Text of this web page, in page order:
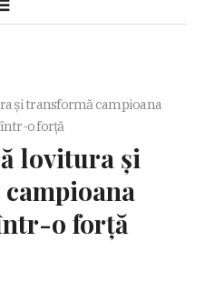
și transformă campioana
o forță
lovitura și
o forță